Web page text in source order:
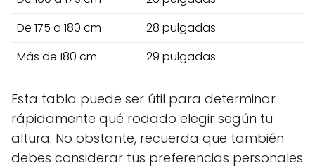
De 175 a 180 cm
28 pulgadas
Más de 180 cm
29 pulgadas
Esta tabla puede ser útil para determinar
rápidamente qué rodado elegir según tu
altura. No obstante, recuerda que también
debes considerar tus preferencias personales